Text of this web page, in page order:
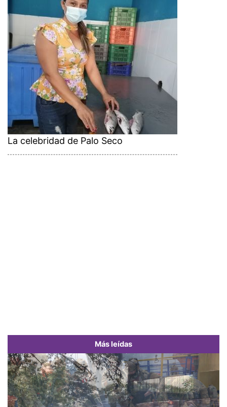
La celebridad de Palo Seco
Más leídas